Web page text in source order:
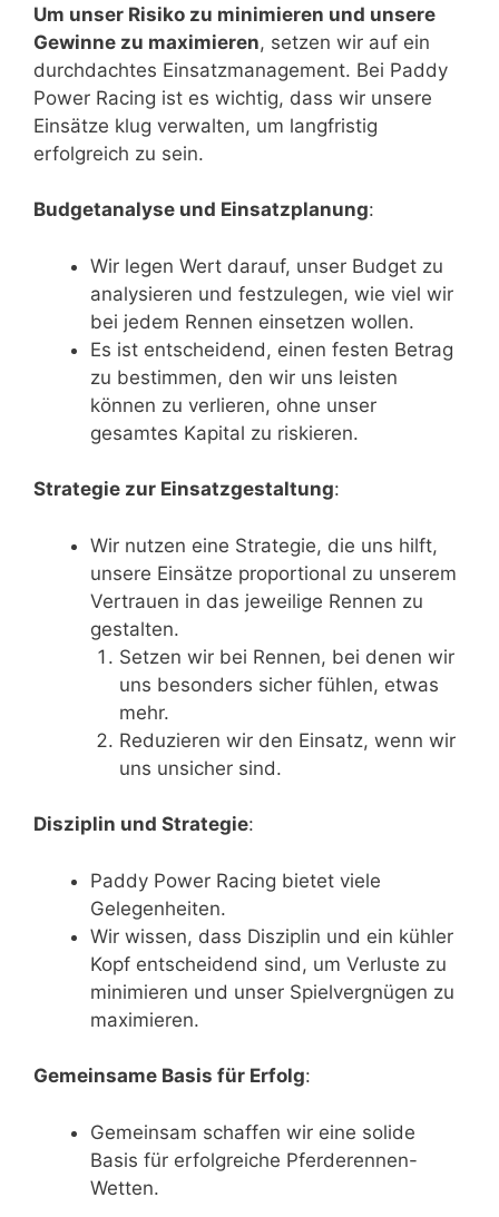
Um unser Risiko zu minimieren und unsere
Gewinne zu maximieren, setzen wir auf ein
durchdachtes Einsatzmanagement. Bei Paddy
Power Racing ist es wichtig, dass wir unsere
Einsätze klug verwalten, um langfristig
erfolgreich zu sein.
Budgetanalyse und Einsatzplanung:
Wir legen Wert darauf, unser Budget zu
analysieren und festzulegen, wie viel wir
bei jedem Rennen einsetzen wollen.
Es ist entscheidend, einen festen Betrag
zu bestimmen, den wir uns leisten
können zu verlieren, ohne unser
gesamtes Kapital zu riskieren.
Strategie zur Einsatzgestaltung:
Wir nutzen eine Strategie, die uns hilft,
unsere Einsätze proportional zu unserem
Vertrauen in das jeweilige Rennen zu
gestalten.
Setzen wir bei Rennen, bei denen wir
uns besonders sicher fühlen, etwas
mehr.
Reduzieren wir den Einsatz, wenn wir
uns unsicher sind.
Disziplin und Strategie:
Paddy Power Racing bietet viele
Gelegenheiten.
Wir wissen, dass Disziplin und ein kühler
Kopf entscheidend sind, um Verluste zu
minimieren und unser Spielvergnügen zu
maximieren.
Gemeinsame Basis für Erfolg:
Gemeinsam schaffen wir eine solide
Basis für erfolgreiche Pferderennen-
Wetten.